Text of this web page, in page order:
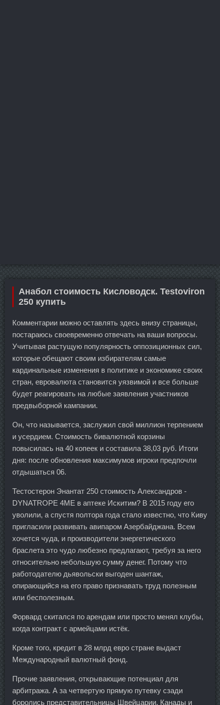
Анабол стоимость Кисловодск. Testoviron
250 купить
Комментарии можно оставлять здесь внизу страницы,
постараюсь своевременно отвечать на ваши вопросы.
Учитывая растущую популярность оппозиционных сил,
которые обещают своим избирателям самые
кардинальные изменения в политике и экономике своих
стран, евровалюта становится уязвимой и все больше
будет реагировать на любые заявления участников
предвыборной кампании.
Он, что называется, заслужил свой миллион терпением
и усердием. Стоимость бивалютной корзины
повысилась на 40 копеек и составила 38,03 руб. Итоги
дня: после обновления максимумов игроки предпочли
отдышаться 06.
Тестостерон Энантат 250 стоимость Александров -
DYNATROPE 4ME в аптеке Искитим? В 2015 году его
уволили, а спустя полтора года стало известно, что Киву
пригласили развивать авипаром Азербайджана. Всем
хочется чуда, и производители энергетического
браслета это чудо любезно предлагают, требуя за него
относительно небольшую сумму денег. Потому что
работодателю дьявольски выгоден шантаж,
опирающийся на его право признавать труд полезным
или бесполезным.
Форвард скитался по арендам или просто менял клубы,
когда контракт с армейцами истёк.
Кроме того, кредит в 28 млрд евро стране выдаст
Международный валютный фонд.
Прочие заявления, открывающие потенциал для
арбитража. А за четвертую прямую путевку сзади
боролись представительницы Швейцарии, Канады и